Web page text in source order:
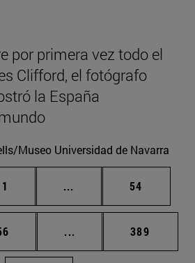
por primera vez todo el
Clifford, el fotógrafo
la España
Museo Universidad de Navarra
Página
1 ... Páginas intermedias
Página
54
... Páginas intermedias
Página
389